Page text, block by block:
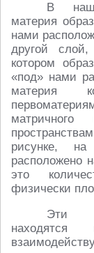
В
материя
нами
другой
котором
«под» нами
материя
рисунке,
расположено
это
физически
Эти